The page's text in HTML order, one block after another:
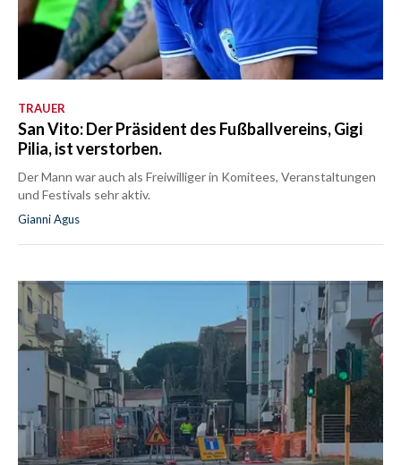
TRAUER
San Vito: Der Präsident des Fußballvereins, Gigi
Pilia, ist verstorben.
Der Mann war auch als Freiwilliger in Komitees, Veranstaltungen
und Festivals sehr aktiv.
Gianni Agus